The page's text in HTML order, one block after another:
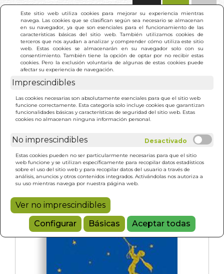
Este sitio web utiliza cookies para mejorar su experiencia mientras
navega. Las cookies que se clasifican según sea necesario se almacenan
en su navegador, ya que son esenciales para el funcionamiento de las
características básicas del sitio web. También utilizamos cookies de
terceros que nos ayudan a analizar y comprender cómo utiliza este sitio
web. Estas cookies se almacenarán en su navegador solo con su
consentimiento. También tiene la opción de optar por no recibir estas
cookies. Pero la exclusión voluntaria de algunas de estas cookies puede
afectar su experiencia de navegación.
Imprescindibles
Las cookies necesarias son absolutamente esenciales para que el sitio web
funcione correctamente. Esta categoría solo incluye cookies que garantizan
funcionalidades básicas y características de seguridad del sitio web. Estas
cookies no almacenan ninguna información personal.
No imprescindibles
Estas cookies pueden no ser particularmente necesarias para que el sitio
web funcione y se utilizan específicamente para recopilar datos estadísticos
sobre el uso del sitio web y para recopilar datos del usuario a través de
análisis, anuncios y otros contenidos integrados. Activándolas nos autoriza a
su uso mientras navega por nuestra página web.
Ver no imprescindibles
Configurar
Básicas Aceptar todas
INICIO > PRINCIPITO. EL (PIEL)